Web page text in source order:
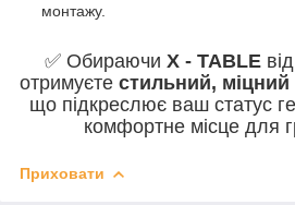
монтажу.
✅ Обираючи X - TABLE
отримуєте стильний, міцний
що підкреслює ваш статус
комфортне місце для
Приховати